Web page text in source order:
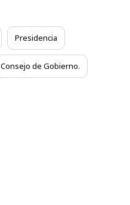
Presidencia
Consejo de Gobierno.